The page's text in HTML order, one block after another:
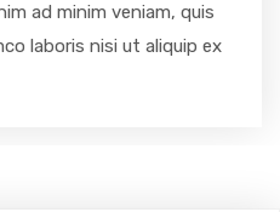
ad minim veniam, quis
laboris nisi ut aliquip ex